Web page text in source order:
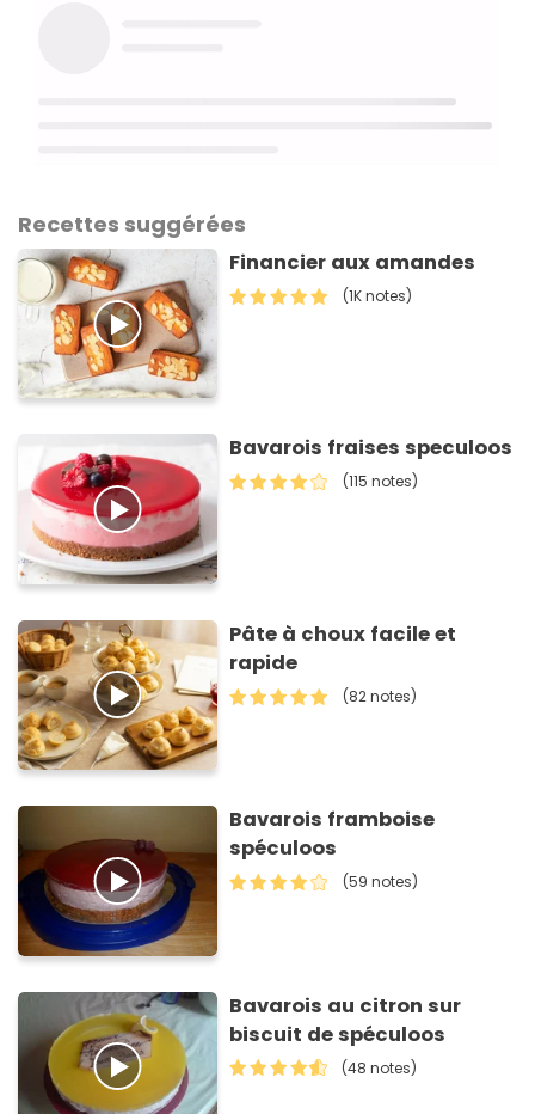
Recettes suggérées
Financier aux amandes
(1K notes)
Bavarois fraises speculoos
(115 notes)
Pâte à choux facile et
rapide
(82 notes)
Bavarois framboise
spéculoos
(59 notes)
Bavarois au citron sur
biscuit de spéculoos
(48 notes)